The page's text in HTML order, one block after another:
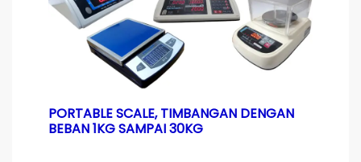
PORTABLE SCALE, TIMBANGAN DENGAN
BEBAN 1KG SAMPAI 30KG